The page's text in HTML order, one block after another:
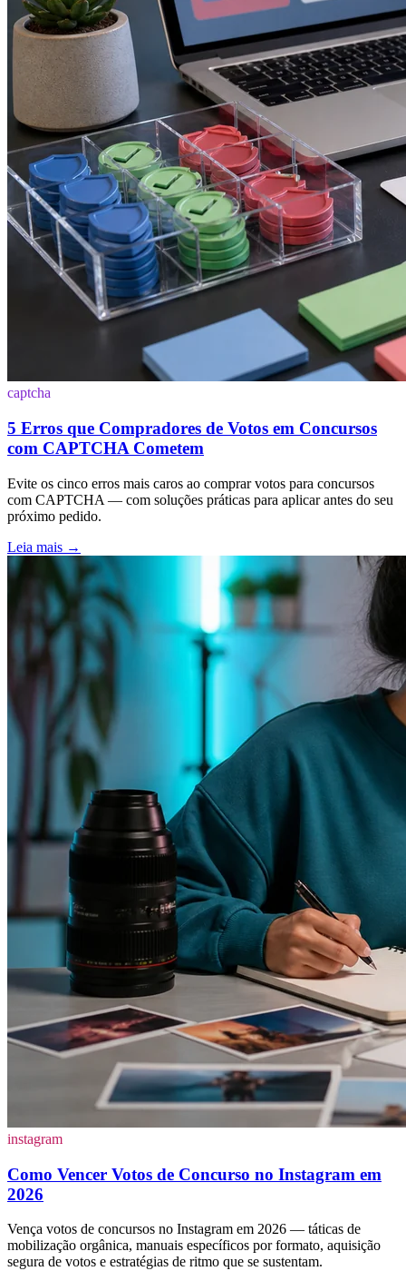
captcha
5 Erros que Compradores de Votos em Concursos
com CAPTCHA Cometem
Evite os cinco erros mais caros ao comprar votos para concursos
com CAPTCHA — com soluções práticas para aplicar antes do seu
próximo pedido.
Leia mais →
instagram
Como Vencer Votos de Concurso no Instagram em
2026
Vença votos de concursos no Instagram em 2026 — táticas de
mobilização orgânica, manuais específicos por formato, aquisição
segura de votos e estratégias de ritmo que se sustentam.